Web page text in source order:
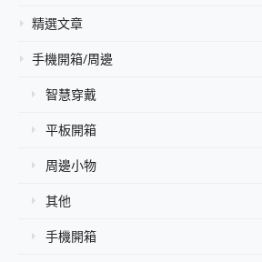
精選文章
手機開箱/周邊
智慧穿戴
平板開箱
周邊小物
其他
手機開箱